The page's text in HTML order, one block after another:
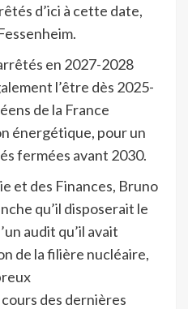
d’ici à cette date,
en 2027-2028
l’être dès 2025-
de la France
énergétique, pour un
fermées avant 2030.
et des Finances, Bruno
qu’il disposerait le
audit qu’il avait
de la filière nucléaire,
des dernières